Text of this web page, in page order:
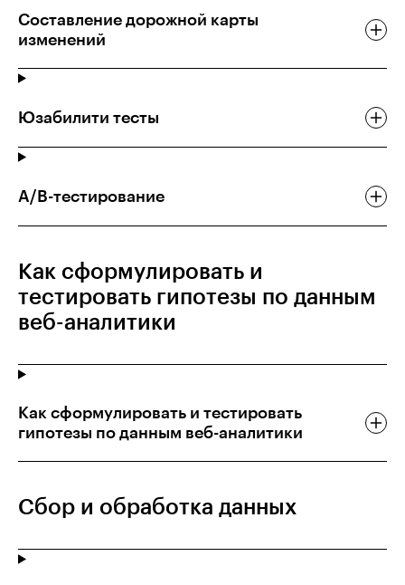
Составление дорожной карты
изменений
Юзабилити тесты
А/В-тестирование
Как сформулировать и
тестировать гипотезы по данным
веб-аналитики
Как сформулировать и тестировать
гипотезы по данным веб-аналитики
Сбор и обработка данных